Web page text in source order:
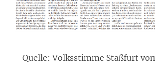
Quelle: Volksstimme Staßfurt